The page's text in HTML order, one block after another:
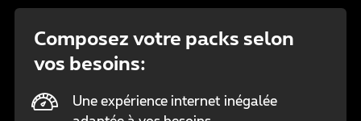
Composez votre packs selon
vos besoins:
Une expérience internet inégalée